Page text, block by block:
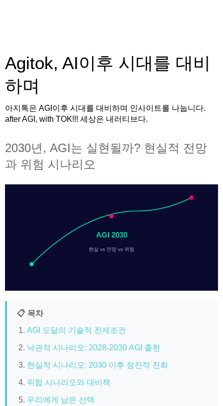
Agitok, AI이후 시대를 대비
하며
아지톡은 AGI이후 시대를 대비하며 인사이트를 나눕니다.
after AGI, with TOK!!! 세상은 내러티브다.
2030년, AGI는 실현될까? 현실적 전망
과 위험 시나리오
AGI 2030
현실 vs 전망 vs 위험
📋 목차
AGI 도달의 기술적 전제조건
낙관적 시나리오: 2028-2030 AGI 출현
현실적 시나리오: 2030 이후 점진적 진화
위험 시나리오와 대비책
우리에게 남은 선택